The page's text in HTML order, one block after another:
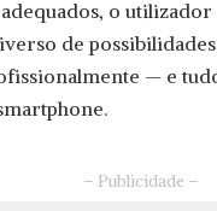
o
de
— e
– Publicidade –